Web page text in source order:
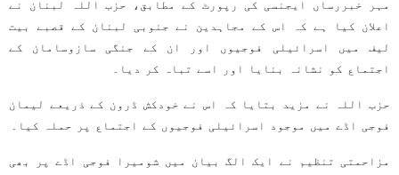
مہر خبررساں ایجنسی کی رپورٹ کے مطابق، حزب اللہ لبنان نے
اعلان کیا ہے کہ اس کے مجاہدین نے جنوبی لبنان کے قصبے بیت
لیف میں اسرائیلی فوجیوں اور ان کے جنگی سازوسامان کے
اجتماع کو نشانہ بنایا اور اسے تباہ کر دیا۔
حزب اللہ نے مزید بتایا کہ اس نے خودکش ڈرون کے ذریعے لیمان
فوجی اڈے میں موجود اسرائیلی فوجیوں کے اجتماع پر حملہ کیا۔
مزاحمتی تنظیم نے ایک الگ بیان میں شومیرا فوجی اڈے پر بھی